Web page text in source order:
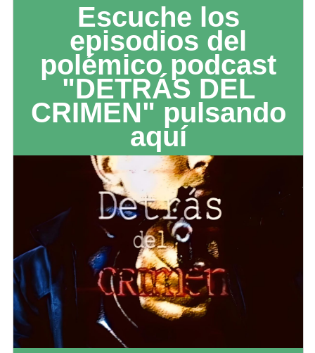
Escuche los
episodios del
polémico podcast
"DETRÁS DEL
CRIMEN" pulsando
aquí